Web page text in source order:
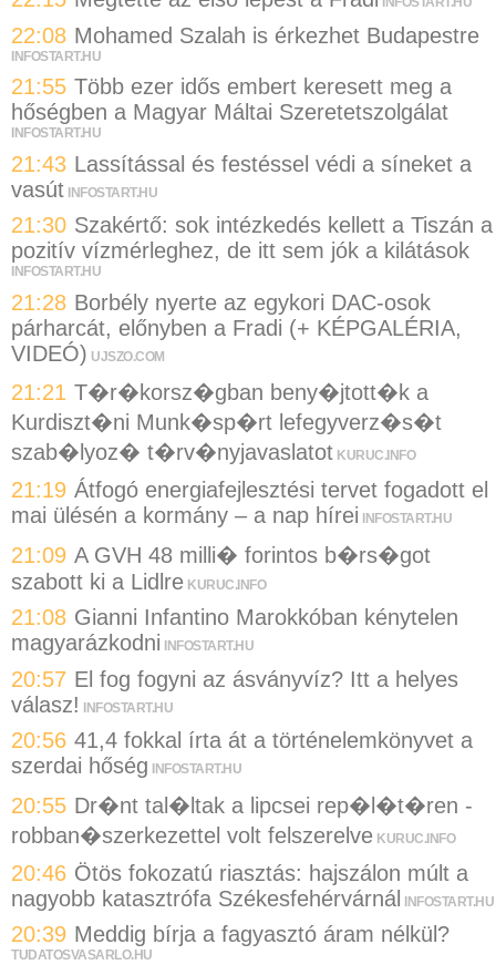
22:08 Mohamed Szalah is érkezhet Budapestre
INFOSTART.HU
21:55 Több ezer idős embert keresett meg a
hőségben a Magyar Máltai Szeretetszolgálat
INFOSTART.HU
21:43 Lassítással és festéssel védi a síneket a
vasút INFOSTART.HU
21:30 Szakértő: sok intézkedés kellett a Tiszán a
pozitív vízmérleghez, de itt sem jók a kilátások
INFOSTART.HU
21:28 Borbély nyerte az egykori DAC-osok
párharcát, előnyben a Fradi (+ KÉPGALÉRIA,
VIDEÓ) UJSZO.COM
21:21 T�r�korsz�gban beny�jtott�k a
Kurdiszt�ni Munk�sp�rt lefegyverz�s�t
szab�lyoz� t�rv�nyjavaslatot KURUC.INFO
21:19 Átfogó energiafejlesztési tervet fogadott el
mai ülésén a kormány – a nap hírei
INFOSTART.HU
21:09 A GVH 48 milli� forintos b�rs�got
szabott ki a Lidlre KURUC.INFO
21:08 Gianni Infantino Marokkóban kénytelen
magyarázkodni
INFOSTART.HU
20:57 El fog fogyni az ásványvíz? Itt a helyes
válasz! INFOSTART.HU
20:56 41,4 fokkal írta át a történelemkönyvet a
szerdai hőség
INFOSTART.HU
20:55 Dr�nt tal�ltak a lipcsei rep�l�t�ren -
robban�szerkezettel volt felszerelve KURUC.INFO
20:46 Ötös fokozatú riasztás: hajszálon múlt a
nagyobb katasztrófa Székesfehérvárnál INFOSTART.HU
20:39 Meddig bírja a fagyasztó áram nélkül?
TUDATOSVASARLO.HU